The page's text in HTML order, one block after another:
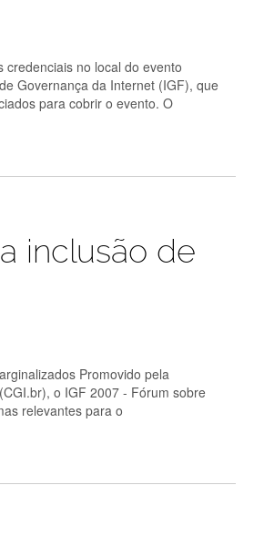
no local do evento
Governança da Internet (IGF), que
para cobrir o evento. O
inclusão de
Promovido pela
o IGF 2007 - Fórum sobre
relevantes para o